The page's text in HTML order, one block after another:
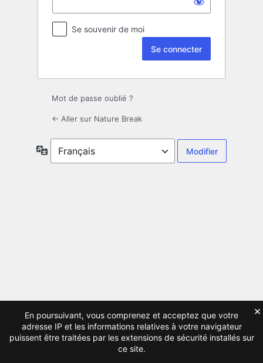
Se souvenir de moi
Mot de passe oublié ?
← Aller sur Nature Break
Langue
En poursuivant, vous comprenez et acceptez que votre
adresse IP et les informations relatives à votre navigateur
puissent être traitées par les extensions de sécurité installés sur
ce site.
×